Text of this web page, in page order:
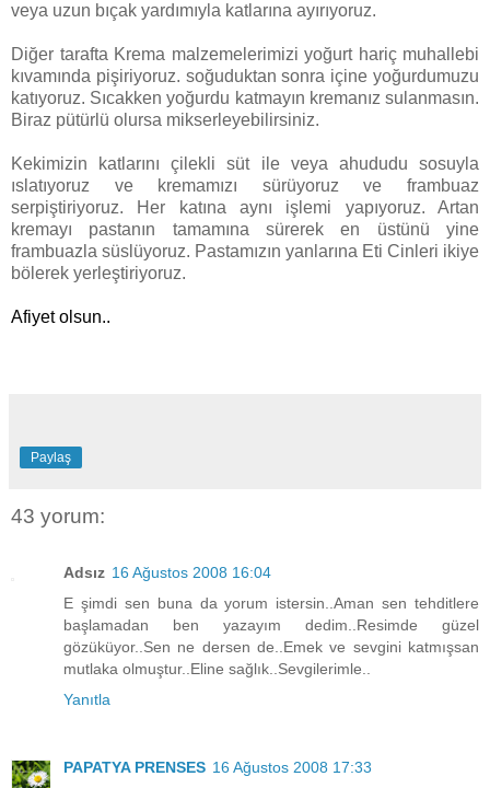
veya uzun bıçak yardımıyla katlarına ayırıyoruz.
Diğer tarafta Krema malzemelerimizi yoğurt hariç muhallebi
kıvamında pişiriyoruz. soğuduktan sonra içine yoğurdumuzu
katıyoruz. Sıcakken yoğurdu katmayın kremanız sulanmasın.
Biraz pütürlü olursa mikserleyebilirsiniz.
Kekimizin katlarını çilekli süt ile veya ahududu sosuyla
ıslatıyoruz ve kremamızı sürüyoruz ve frambuaz
serpiştiriyoruz. Her katına aynı işlemi yapıyoruz. Artan
kremayı pastanın tamamına sürerek en üstünü yine
frambuazla süslüyoruz. Pastamızın yanlarına Eti Cinleri ikiye
bölerek yerleştiriyoruz.
Afiyet olsun..
Paylaş
43 yorum:
Adsız 16 Ağustos 2008 16:04
E şimdi sen buna da yorum istersin..Aman sen tehditlere
başlamadan ben yazayım dedim..Resimde güzel
gözüküyor..Sen ne dersen de..Emek ve sevgini katmışsan
mutlaka olmuştur..Eline sağlık..Sevgilerimle..
Yanıtla
PAPATYA PRENSES 16 Ağustos 2008 17:33